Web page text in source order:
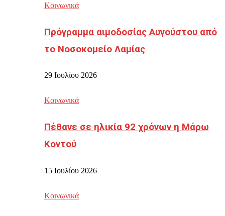
Κοινωνικά
Πρόγραμμα αιμοδοσίας Αυγούστου από
το Νοσοκομείο Λαμίας
29 Ιουλίου 2026
Κοινωνικά
Πέθανε σε ηλικία 92 χρόνων η Μάρω
Κοντού
15 Ιουλίου 2026
Κοινωνικά